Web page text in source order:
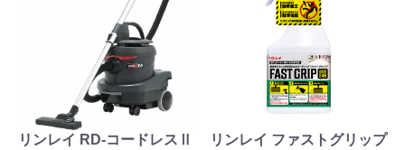
リンレイ RD-コードレスⅡ
リンレイ ファストグリップ